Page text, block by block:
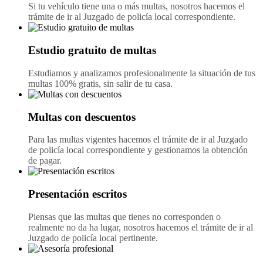
Si tu vehículo tiene una o más multas, nosotros hacemos el
trámite de ir al Juzgado de policía local correspondiente.
Estudio gratuito de multas
Estudiamos y analizamos profesionalmente la situación de tus
multas 100% gratis, sin salir de tu casa.
Multas con descuentos
Para las multas vigentes hacemos el trámite de ir al Juzgado
de policía local correspondiente y gestionamos la obtención
de pagar.
Presentación escritos
Piensas que las multas que tienes no corresponden o
realmente no da ha lugar, nosotros hacemos el trámite de ir al
Juzgado de policía local pertinente.